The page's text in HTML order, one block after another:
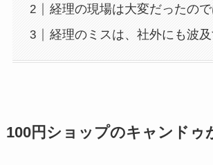
経理の現場は大変だったの
経理のミスは、社外にも波
100円ショップのキャンドゥ